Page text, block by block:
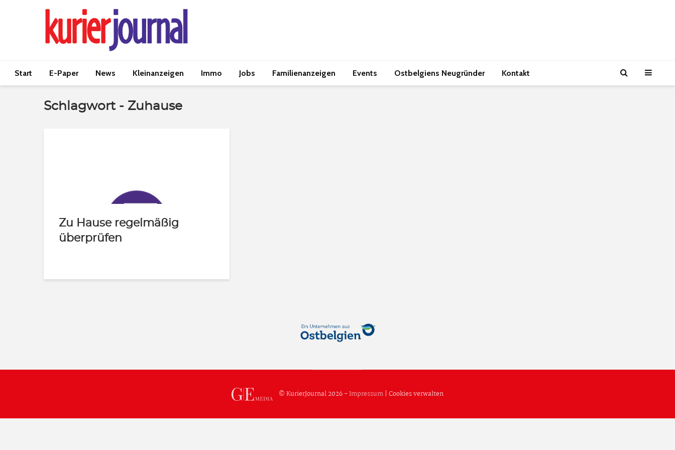
Start E-Paper News Kleinanzeigen Immo Jobs Familienanzeigen Events Ostbelgiens Neugründer Kontakt
Schlagwort - Zuhause
Zu Hause regelmäßig
überprüfen
© KurierJournal 2026 -Impressum |Cookies verwalten